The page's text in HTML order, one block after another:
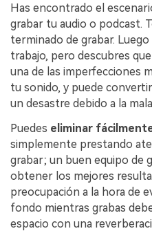
Has encontrado el
grabar tu audio o podcast.
terminado de grabar.
trabajo, pero descubres
una de las imperfecciones
tu sonido, y puede
un desastre debido a la
Puedes eliminar
simplemente prestando
grabar; un buen equipo de
obtener los mejores
preocupación a la hora de
fondo mientras grabas
espacio con una